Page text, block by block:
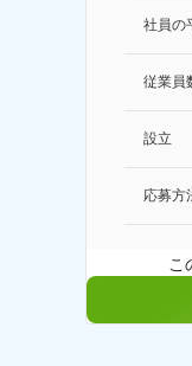
社員の
従業員
設立
応募方
こ